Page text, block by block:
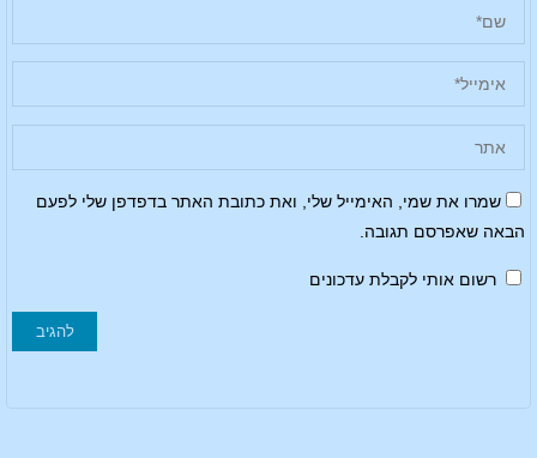
שמרו את שמי, האימייל שלי, ואת כתובת האתר בדפדפן שלי לפעם
הבאה שאפרסם תגובה.
רשום אותי לקבלת עדכונים